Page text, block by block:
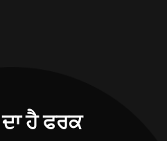
ਮਕਸਦ ਦਾ ਹੈ ਫਰਕ